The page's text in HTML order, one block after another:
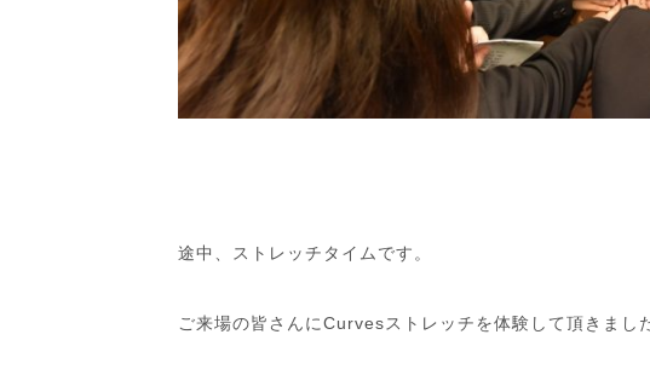
途中、ストレッチタイムです。
ご来場の皆さんにCurvesストレッチを体験して頂きまし